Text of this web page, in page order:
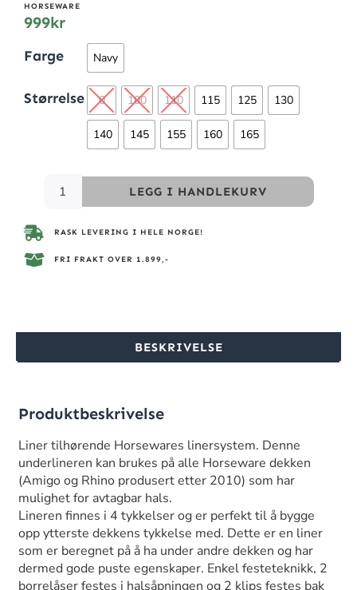
HORSEWARE
999kr
Farge Navy
Størrelse 0 100 110 115 125 130
140 145 155 160 165
LEGG I HANDLEKURV
RASK LEVERING I HELE NORGE!
FRI FRAKT OVER 1.899,-
BESKRIVELSE
Produktbeskrivelse
Liner tilhørende Horsewares linersystem. Denne
underlineren kan brukes på alle Horseware dekken
(Amigo og Rhino produsert etter 2010) som har
mulighet for avtagbar hals.
Lineren finnes i 4 tykkelser og er perfekt til å bygge
opp ytterste dekkens tykkelse med. Dette er en liner
som er beregnet på å ha under andre dekken og har
dermed gode puste egenskaper. Enkel festeteknikk, 2
borrelåser festes i halsåpningen og 2 klips festes bak